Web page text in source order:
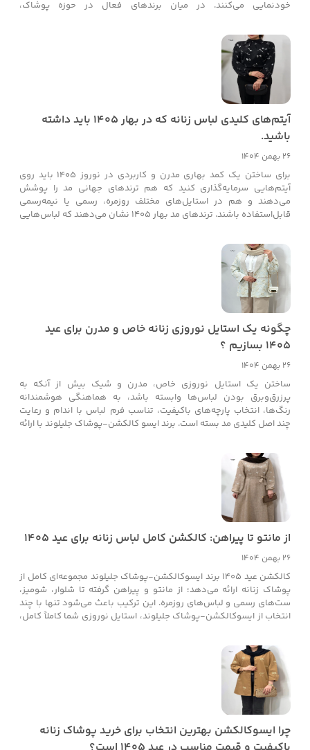
خودنمایی می‌کنند. در میان برندهای فعال در حوزه پوشاک،
کاملاً هماهنگ با ترندهای جهانی، یکی از گزینه‌های محبوب بانوان برای
خرید لباس عید به‌شمار می‌رود. این مجموعه با تمرکز بر کیفیت، خلاقیت در
طراحی، تنوع بالا و قیمت مناسب توانسته است تجربه‌ای متفاوت از خرید
لباس، به‌خصوص برای عید نوروز، ایجاد کند.
آیتم‌های کلیدی لباس زنانه که در بهار ۱۴۰۵ باید داشته
باشید.
26 بهمن 1404
برای ساختن یک کمد بهاری مدرن و کاربردی در نوروز ۱۴۰۵ باید روی
آیتم‌هایی سرمایه‌گذاری کنید که هم ترندهای جهانی مد را پوشش
می‌دهند و هم در استایل‌های مختلف روزمره، رسمی یا نیمه‌رسمی
قابل‌استفاده باشند. ترندهای مد بهار 1405 نشان می‌دهند که لباس‌هایی
و می‌توانند به‌عنوان پایه‌ی استایل شما عمل کنند.
چگونه یک استایل نوروزی زنانه خاص و مدرن برای عید
۱۴۰۵ بسازیم ؟
26 بهمن 1404
ساختن یک استایل نوروزی خاص، مدرن و شیک بیش از آنکه به
پرزرق‌وبرق بودن لباس‌ها وابسته باشد، به هماهنگی هوشمندانه
رنگ‌ها، انتخاب پارچه‌های باکیفیت، تناسب فرم لباس با اندام و رعایت
چند اصل کلیدی مد بسته است. برند ایسو کالکشن-پوشاک جلیلوند با ارائه
کرده که می‌تواند استایل نوروزی شما را به بهترین شکل بسازد.
از مانتو تا پیراهن: کالکشن کامل لباس زنانه برای عید ۱۴۰۵
26 بهمن 1404
کالکشن عید ۱۴۰۵ برند ایسوکالکشن-پوشاک جلیلوند مجموعه‌ای کامل از
پوشاک زنانه ارائه می‌دهد؛ از مانتو و پیراهن گرفته تا شلوار، شومیز،
ست‌های رسمی و لباس‌های روزمره. این ترکیب باعث می‌شود تنها با چند
انتخاب از ایسوکالکشن-پوشاک جلیلوند، استایل نوروزی شما کاملاً کامل،
چرا ایسوکالکشن بهترین انتخاب برای خرید پوشاک زنانه